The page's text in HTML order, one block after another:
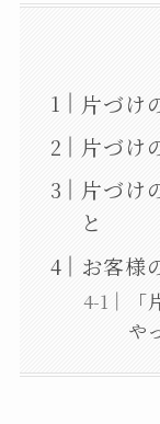
片づけ
片づけ
片づけ
と
お客様
や